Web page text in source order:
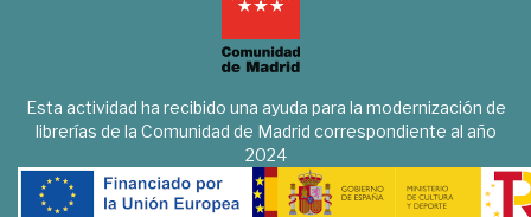
Esta actividad ha recibido una ayuda para la modernización de
librerías de la Comunidad de Madrid correspondiente al año
2024